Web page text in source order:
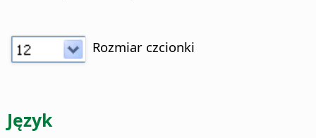
Rozmiar czcionki
Język